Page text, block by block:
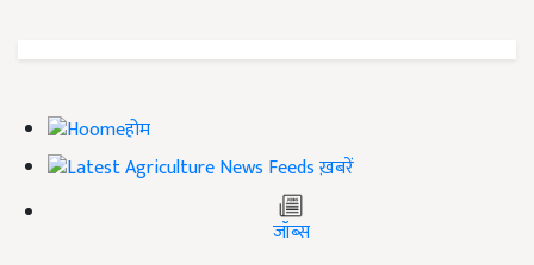
होम
ख़बरें
जॉब्स